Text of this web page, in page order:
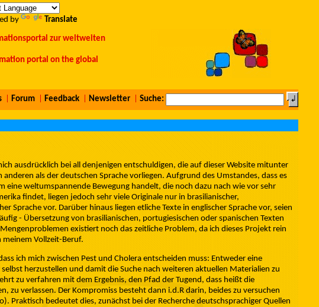
by Translate
zur weltweiten
portal on the global
Forum Feedback Newsletter Suche:
ausdrücklich bei all denjenigen entschuldigen, die auf dieser Website mitunter
als der deutschen Sprache vorliegen. Aufgrund des Umstandes, dass es
eine weltumspannende Bewegung handelt, die noch dazu nach wie vor sehr
findet, liegen jedoch sehr viele Originale nur in brasilianischer,
Sprache vor. Darüber hinaus liegen etliche Texte in englischer Sprache vor, seien
- Übersetzung von brasilianischen, portugiesischen oder spanischen Texten
existiert noch das zeitliche Problem, da ich dieses Projekt rein
Vollzeit-Beruf.
ich mich zwischen Pest und Cholera entscheiden muss: Entweder eine
herzustellen und damit die Suche nach weiteren aktuellen Materialien zu
zu verfahren mit dem Ergebnis, den Pfad der Tugend, dass heißt die
zu verlassen. Der Kompromiss besteht dann i.d.R darin, beides zu versuchen
Praktisch bedeutet dies, zunächst bei der Recherche deutschsprachiger Quellen